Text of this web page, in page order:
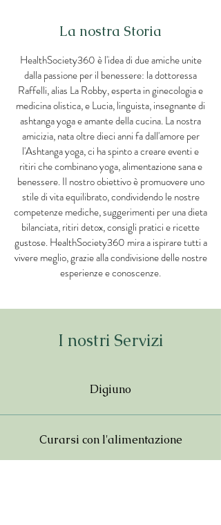
La nostra Storia
HealthSociety360 è l'idea di due amiche unite
dalla passione per il benessere: la dottoressa
Raffelli, alias La Robby, esperta in ginecologia e
medicina olistica, e Lucia, linguista, insegnante di
ashtanga yoga e amante della cucina. La nostra
amicizia, nata oltre dieci anni fa dall'amore per
l'Ashtanga yoga, ci ha spinto a creare eventi e
ritiri che combinano yoga, alimentazione sana e
benessere. Il nostro obiettivo è promuovere uno
stile di vita equilibrato, condividendo le nostre
competenze mediche, suggerimenti per una dieta
bilanciata, ritiri detox, consigli pratici e ricette
gustose. HealthSociety360 mira a ispirare tutti a
vivere meglio, grazie alla condivisione delle nostre
esperienze e conoscenze.
I nostri Servizi
Digiuno
Curarsi con l'alimentazione